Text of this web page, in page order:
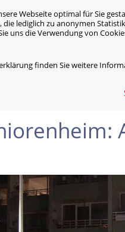
Unsere
Webseite optimal für Sie
die lediglich zu anonymen
uns die Verwendung von
finden Sie weitere